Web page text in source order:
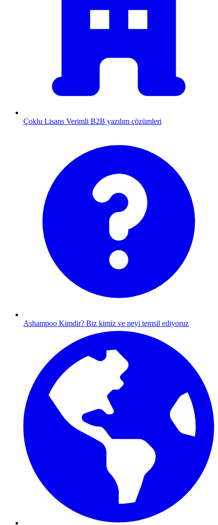
Çoklu Lisans Verimli B2B yazılım çözümleri
Ashampoo Kimdir? Biz kimiz ve neyi temsil ediyoruz